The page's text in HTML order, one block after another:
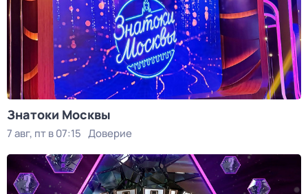
Знатоки Москвы
7 авг, пт в 07:15 Доверие